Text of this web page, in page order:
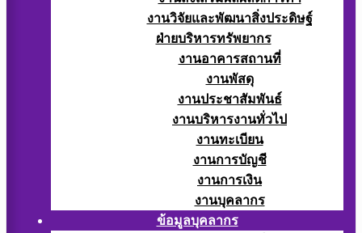
งานวิจัยและพัฒนาสิ่งประดิษฐ์
ฝ่ายบริหารทรัพยากร
งานอาคารสถานที่
งานพัสดุ
งานประชาสัมพันธ์
งานบริหารงานทั่วไป
งานทะเบียน
งานการบัญชี
งานการเงิน
งานบุคลากร
ข้อมูลบุคลากร